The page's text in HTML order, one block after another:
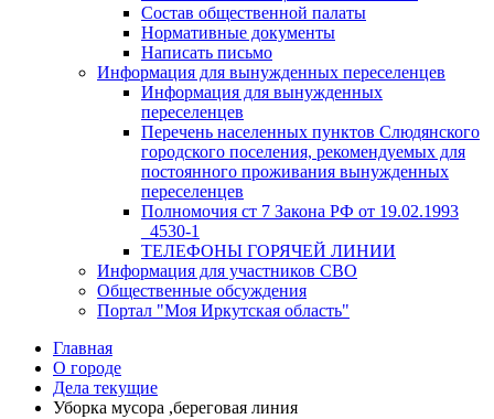
Состав общественной палаты
Нормативные документы
Написать письмо
Информация для вынужденных переселенцев
Информация для вынужденных
переселенцев
Перечень населенных пунктов Слюдянского
городского поселения, рекомендуемых для
постоянного проживания вынужденных
переселенцев
Полномочия ст 7 Закона РФ от 19.02.1993
_4530-1
ТЕЛЕФОНЫ ГОРЯЧЕЙ ЛИНИИ
Информация для участников СВО
Общественные обсуждения
Портал "Моя Иркутская область"
Главная
О городе
Дела текущие
Уборка мусора ,береговая линия